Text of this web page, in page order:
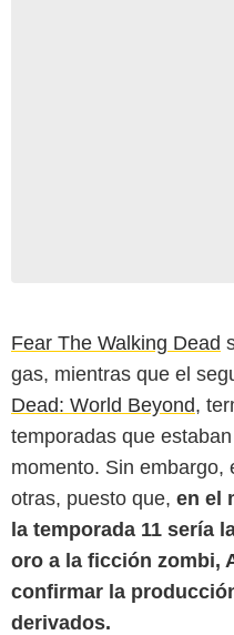
Fear The Walking Dead
gas, mientras que el
Dead: World Beyond,
temporadas que
momento. Sin embargo,
otras, puesto que, en el
la temporada 11 sería
oro a la ficción zombi,
confirmar la
derivados.